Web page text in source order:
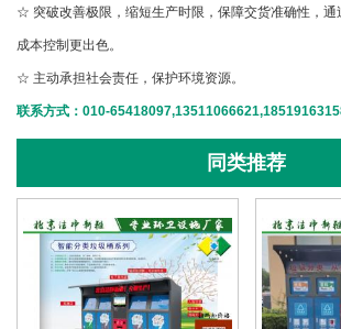
☆ 突破改善极限，缩短生产时限，保障交货准确性，通
成本控制更出色。
☆ 主动承担社会责任，保护环境资源。
联系方式：010-
同类推荐